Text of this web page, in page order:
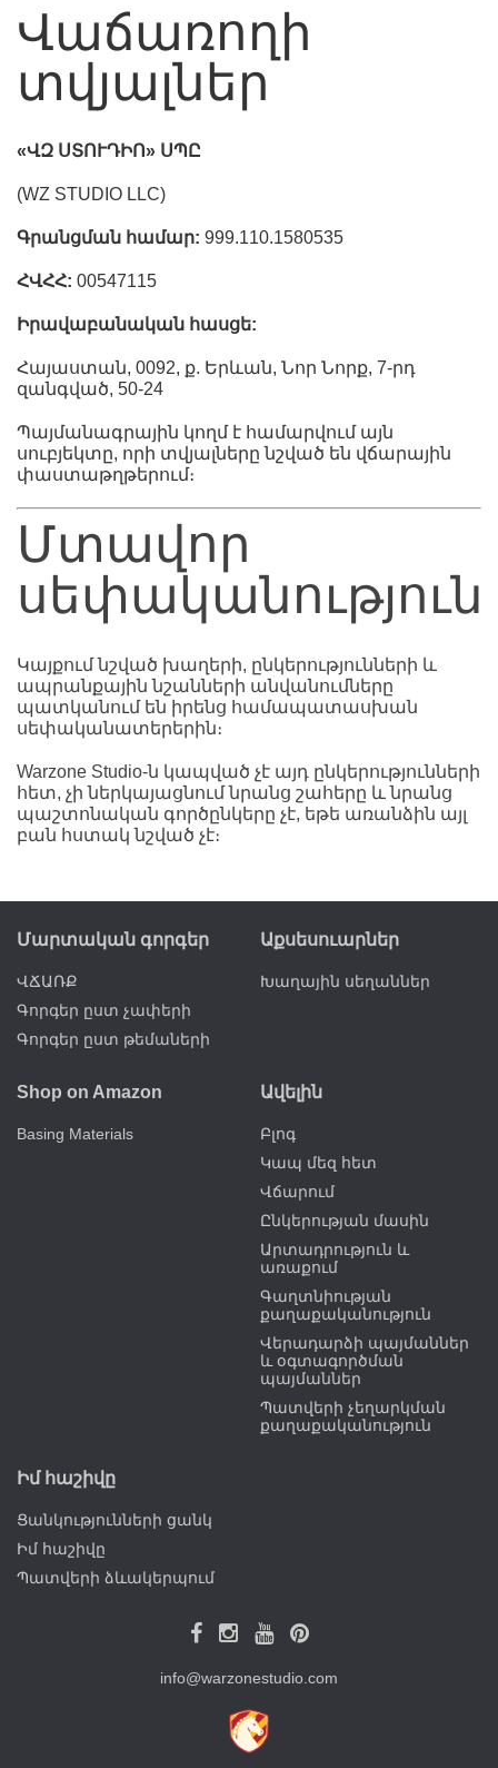
Վաճառողի
տվյալներ
«ՎԶ ՍՏՈՒԴԻՈ» ՍՊԸ
(WZ STUDIO LLC)
Գրանցման համար: 999.110.1580535
ՀՎՀՀ: 00547115
Իրավաբանական հասցե:
Հայաստան, 0092, ք. Երևան, Նոր Նորք, 7-րդ
զանգված, 50-24
Պայմանագրային կողմ է համարվում այն
սուբյեկտը, որի տվյալները նշված են վճարային
փաստաթղթերում։
Մտավոր
սեփականություն
Կայքում նշված խաղերի, ընկերությունների և
ապրանքային նշանների անվանումները
պատկանում են իրենց համապատասխան
սեփականատերերին։
Warzone Studio-ն կապված չէ այդ ընկերությունների
հետ, չի ներկայացնում նրանց շահերը և նրանց
պաշտոնական գործընկերը չէ, եթե առանձին այլ
բան հստակ նշված չէ։
Մարտական գորգեր
ՎՃԱՌՔ
Գորգեր ըստ չափերի
Գորգեր ըստ թեմաների
Աքսեսուարներ
Խաղային սեղաններ
Shop on Amazon
Basing Materials
Ավելին
Բլոգ
Կապ մեզ հետ
Վճարում
Ընկերության մասին
Արտադրություն և
առաքում
Գաղտնիության
քաղաքականություն
Վերադարձի պայմաններ
և օգտագործման
պայմաններ
Պատվերի չեղարկման
քաղաքականություն
Իմ հաշիվը
Ցանկությունների ցանկ
Իմ հաշիվը
Պատվերի ձևակերպում
info@warzonestudio.com